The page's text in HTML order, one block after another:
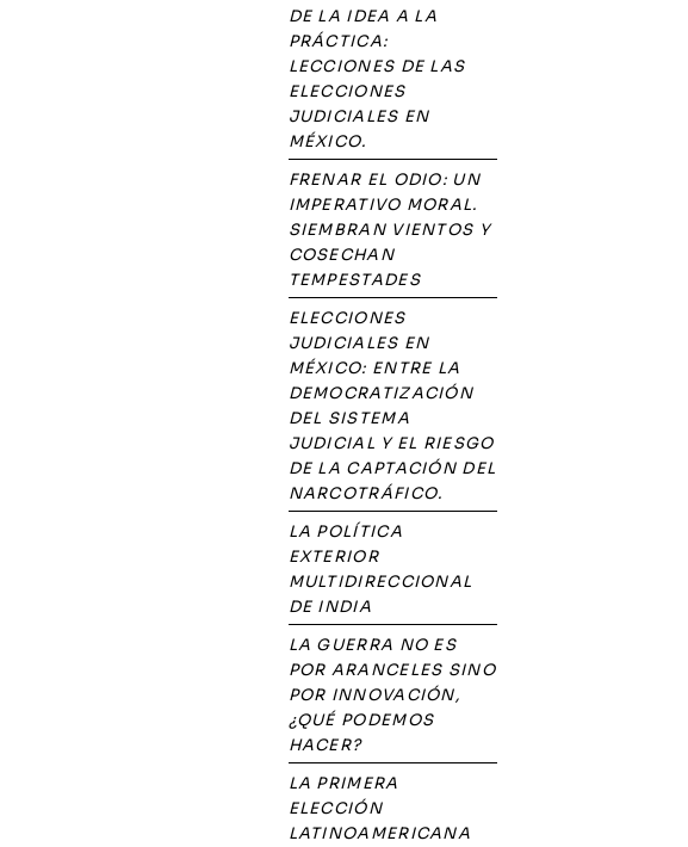
DE LA IDEA A LA
PRÁCTICA:
LECCIONES DE LAS
ELECCIONES
JUDICIALES EN
MÉXICO.
FRENAR EL ODIO: UN
IMPERATIVO MORAL.
SIEMBRAN VIENTOS Y
COSECHAN
TEMPESTADES
ELECCIONES
JUDICIALES EN
MÉXICO: ENTRE LA
DEMOCRATIZACIÓN
DEL SISTEMA
JUDICIAL Y EL RIESGO
DE LA CAPTACIÓN DEL
NARCOTRÁFICO.
LA POLÍTICA
EXTERIOR
MULTIDIRECCIONAL
DE INDIA
LA GUERRA NO ES
POR ARANCELES SINO
POR INNOVACIÓN,
¿QUÉ PODEMOS
HACER?
LA PRIMERA
ELECCIÓN
LATINOAMERICANA